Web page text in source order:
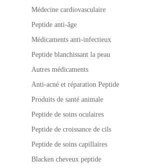
Médecine cardiovasculaire
Peptide anti-âge
Médicaments anti-infectieux
Peptide blanchissant la peau
Autres médicaments
Anti-acné et réparation Peptide
Produits de santé animale
Peptide de soins oculaires
Peptide de croissance de cils
Peptide de soins capillaires
Blacken cheveux peptide